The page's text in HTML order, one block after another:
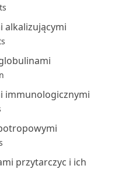
alkalizującymi
immunologicznymi
przytarczyc i ich